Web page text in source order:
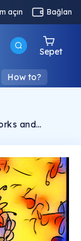
açın Bağlan
Sepet
How to?
and